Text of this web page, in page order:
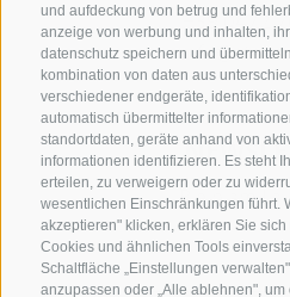
und aufdeckung von betrug und
anzeige von werbung und inhalten,
datenschutz speichern und
kombination von daten aus
verschiedener endgeräte,
automatisch übermittelter
standortdaten, geräte anhand von
informationen identifizieren. Es steht
erteilen, zu verweigern oder zu
wesentlichen Einschränkungen führt.
akzeptieren" klicken, erklären Sie
Cookies und ähnlichen Tools
Schaltfläche „Einstellungen
anzupassen oder „Alle ablehnen",
+39 0472
Bleib am